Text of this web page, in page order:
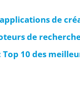
de
de
10 des